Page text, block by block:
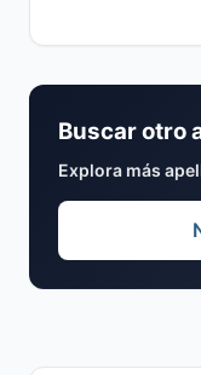
Buscar otro
Explora más